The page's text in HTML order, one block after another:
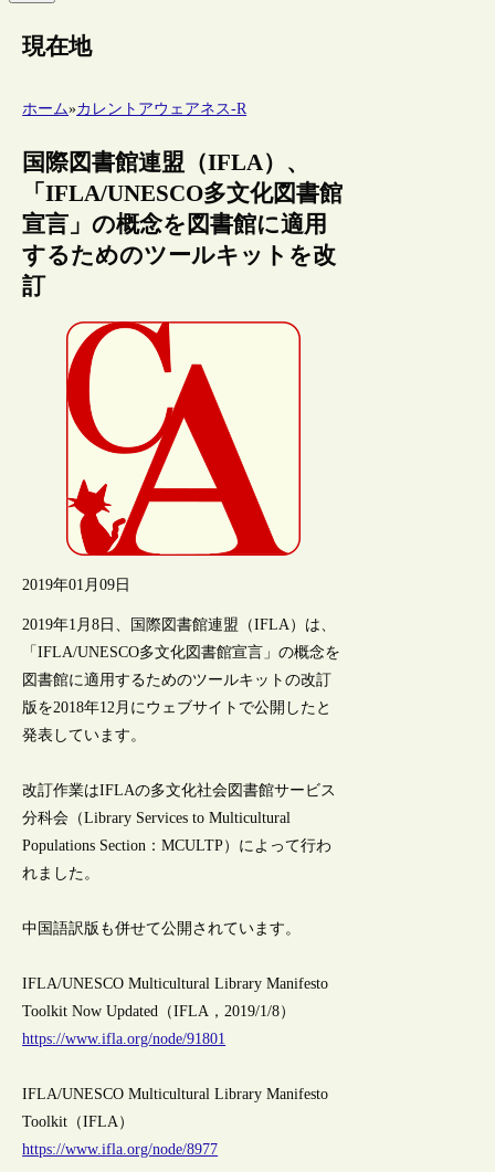
現在地
ホーム»カレントアウェアネス-R
国際図書館連盟（IFLA）、
「IFLA/UNESCO多文化図書館
宣言」の概念を図書館に適用
するためのツールキットを改
訂
2019年01月09日
2019年1月8日、国際図書館連盟（IFLA）は、
「IFLA/UNESCO多文化図書館宣言」の概念を
図書館に適用するためのツールキットの改訂
版を2018年12月にウェブサイトで公開したと
発表しています。
改訂作業はIFLAの多文化社会図書館サービス
分科会（Library Services to Multicultural
Populations Section：MCULTP）によって行わ
れました。
中国語訳版も併せて公開されています。
IFLA/UNESCO Multicultural Library Manifesto
Toolkit Now Updated（IFLA，2019/1/8）
https://www.ifla.org/node/91801
IFLA/UNESCO Multicultural Library Manifesto
Toolkit（IFLA）
https://www.ifla.org/node/8977